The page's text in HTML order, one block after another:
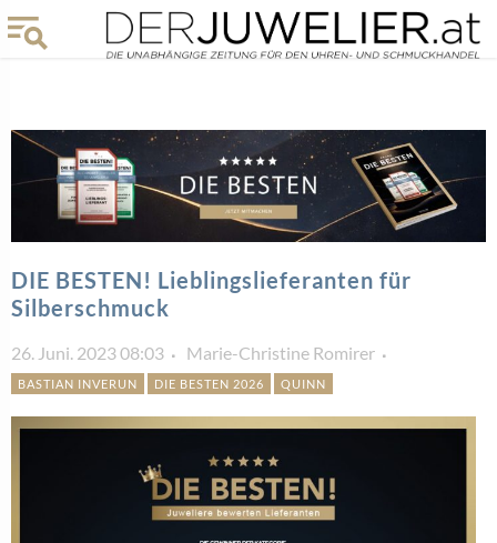
DIE BESTEN! Lieblingslieferanten für
Silberschmuck
26. Juni. 2023 08:03 Marie-Christine Romirer
BASTIAN INVERUN DIE BESTEN 2026 QUINN